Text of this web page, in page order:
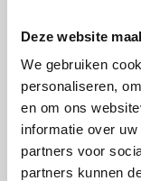
Deze website
We gebruiken
personaliseren,
en om ons
informatie over
partners voor
partners kunnen
Email *
Personenzahl
Geplanter Zeitpunkt
Gewünschte Startzeit
Budget